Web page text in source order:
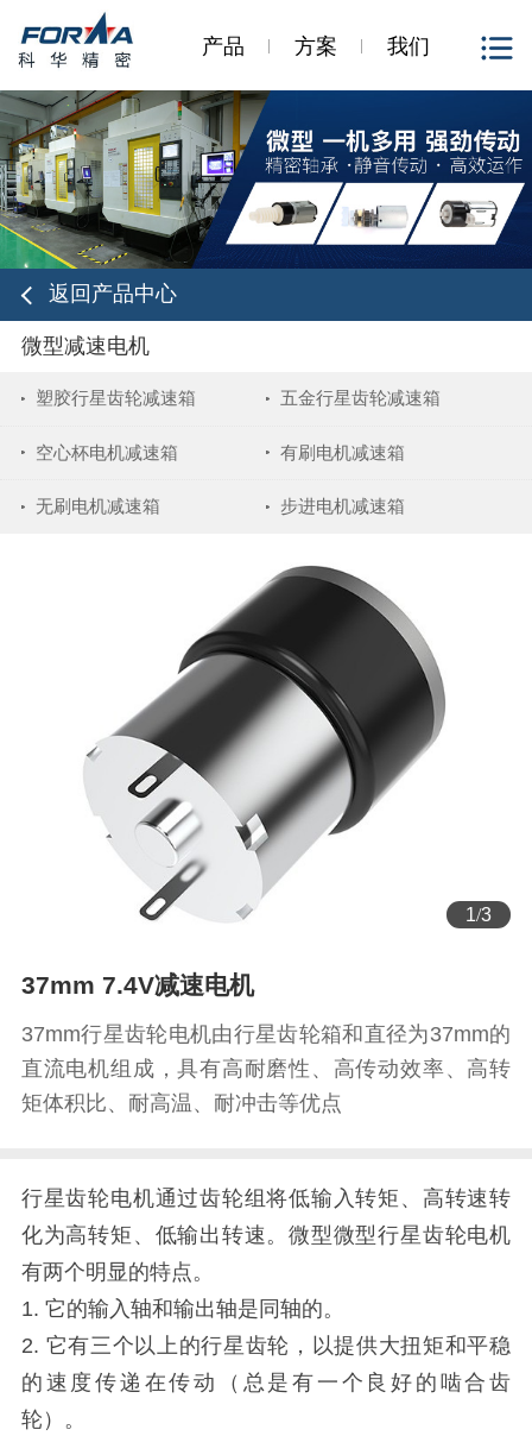
产品 方案 我们
返回产品中心
微型减速电机
塑胶行星齿轮减速箱 五金行星齿轮减速箱
空心杯电机减速箱 有刷电机减速箱
无刷电机减速箱 步进电机减速箱
1/3
37mm 7.4V减速电机
37mm行星齿轮电机由行星齿轮箱和直径为37mm的
直流电机组成，具有高耐磨性、高传动效率、高转
矩体积比、耐高温、耐冲击等优点
行星齿轮电机通过齿轮组将低输入转矩、高转速转
化为高转矩、低输出转速。微型微型行星齿轮电机
有两个明显的特点。
1. 它的输入轴和输出轴是同轴的。
2. 它有三个以上的行星齿轮，以提供大扭矩和平稳
的速度传递在传动（总是有一个良好的啮合齿
轮）。